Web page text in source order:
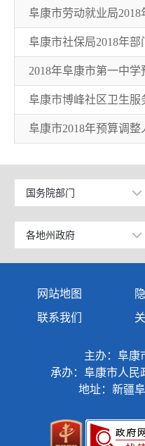
2018年阜康市第一中学
阜康市2018年预算调整
国务院部门
公安部
工业和信息化部
科学技术部
教育部
国家发展和改革委员会
民政部
各地州政府
乌鲁木齐市
博尔塔拉蒙古自治州
巴音郭楞蒙古自治州
网站地图
联系我们
主办：阜康
承办：阜康市人民
地址：新疆